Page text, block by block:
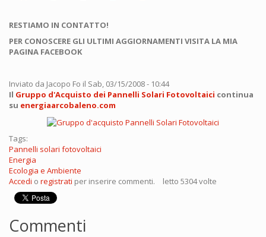
RESTIAMO IN CONTATTO!
PER CONOSCERE GLI ULTIMI AGGIORNAMENTI VISITA LA MIA
PAGINA FACEBOOK
Inviato da Jacopo Fo il Sab, 03/15/2008 - 10:44
Il Gruppo d'Acquisto dei Pannelli Solari Fotovoltaici continua
su energiaarcobaleno.com
Tags:
Pannelli solari fotovoltaici
Energia
Ecologia e Ambiente
Accedi o registrati per inserire commenti. letto 5304 volte
Commenti